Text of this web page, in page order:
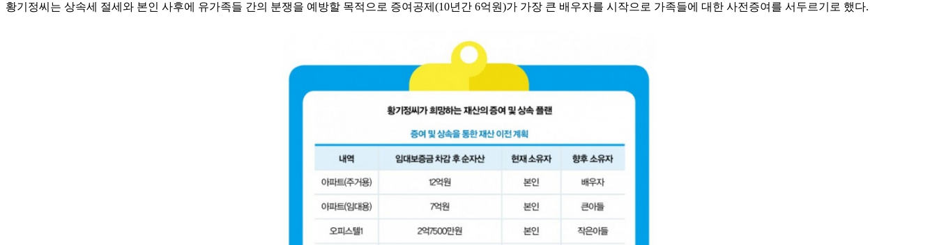
황기정씨는 상속세 절세와 본인 사후에 유가족들 간의 분쟁을 예방할 목적으로 증여공제(10년간 6억원)가 가장 큰 배우자를 시작으로 가족들에 대한 사전증여를 서두르기로 했다.